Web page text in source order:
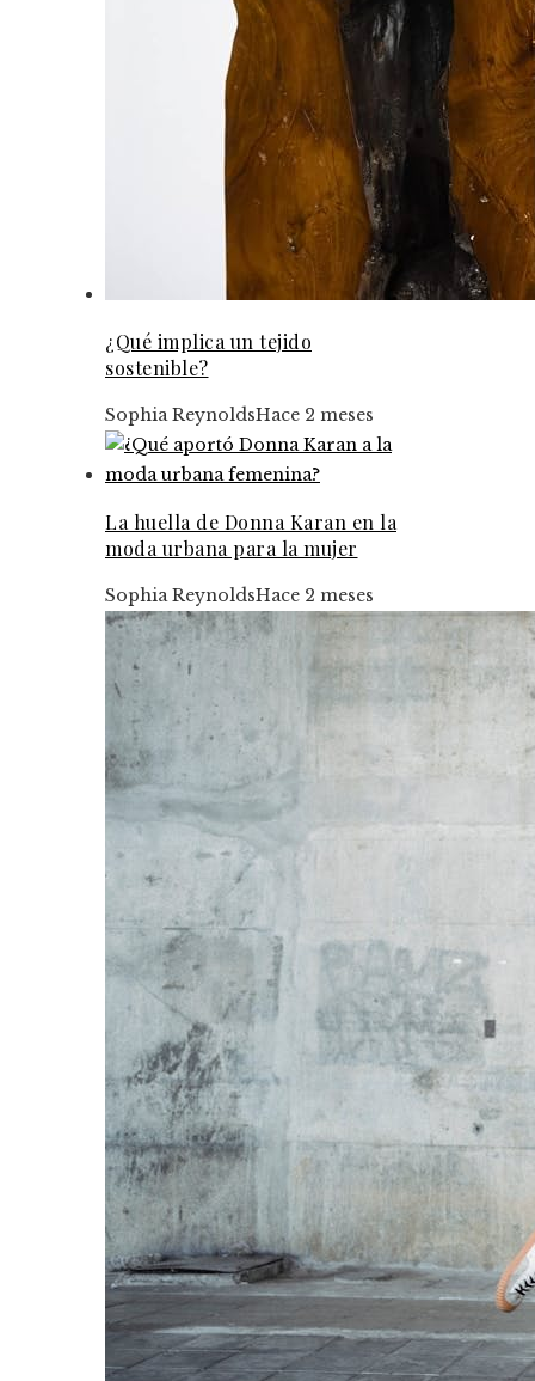
¿Qué implica un tejido
sostenible?
Sophia ReynoldsHace 2 meses
La huella de Donna Karan en la
moda urbana para la mujer
Sophia ReynoldsHace 2 meses